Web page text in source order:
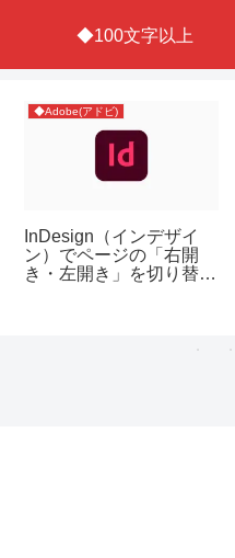
◆100文字以上
◆Adobe(アドビ)
InDesign（インデザイ
ン）でページの「右開
き・左開き」を切り替え